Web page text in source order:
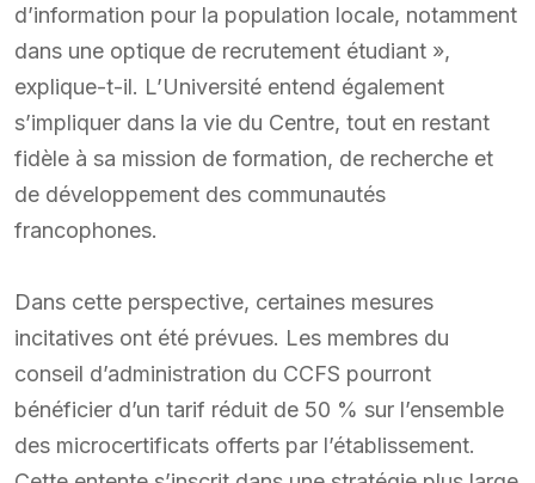
d’information pour la population locale, notamment
dans une optique de recrutement étudiant »,
explique-t-il. L’Université entend également
s’impliquer dans la vie du Centre, tout en restant
fidèle à sa mission de formation, de recherche et
de développement des communautés
francophones.
Dans cette perspective, certaines mesures
incitatives ont été prévues. Les membres du
conseil d’administration du CCFS pourront
bénéficier d’un tarif réduit de 50 % sur l’ensemble
des microcertificats offerts par l’établissement.